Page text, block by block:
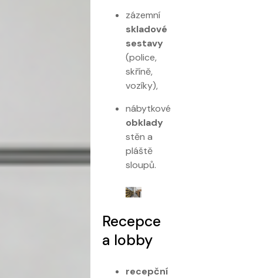
zázemní
skladové
sestavy
(police,
skříně,
vozíky),
nábytkové
obklady
stěn a
pláště
sloupů.
Recepce
a lobby
recepční